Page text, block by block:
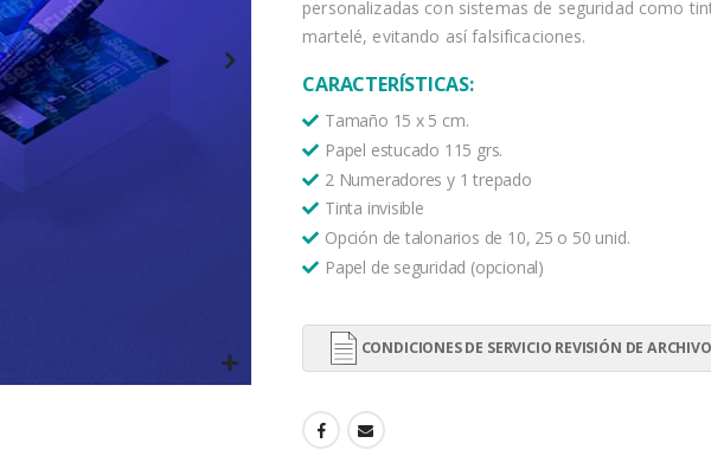
personalizadas con sistemas de seguridad como
martelé, evitando así falsificaciones.
CARACTERÍSTICAS:
Tamaño 15 x 5 cm.
Papel estucado 115 grs.
2 Numeradores y 1 trepado
Tinta invisible
Opción de talonarios de 10, 25 o 50 unid.
Papel de seguridad (opcional)
CONDICIONES DE SERVICIO REVISIÓN DE